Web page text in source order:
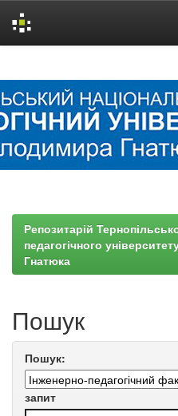
Репозитарій
педагогічного
Гнатюка
Пошук
Пошук:
запит